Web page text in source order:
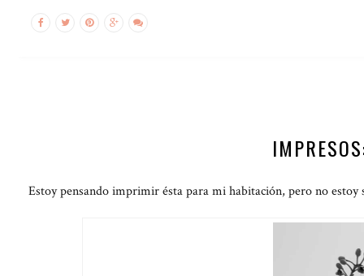
Estoy pensando imprimir ésta para mi habitación, pero no estoy